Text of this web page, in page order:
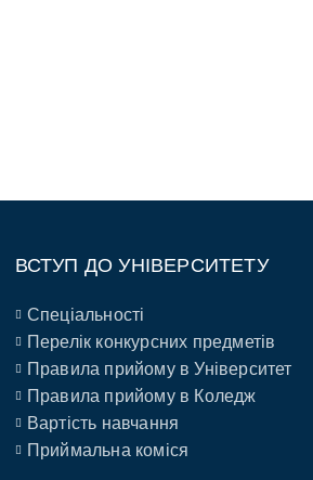
ВСТУП ДО УНІВЕРСИТЕТУ
Спеціальності
Перелік конкурсних предметів
Правила прийому в Університет
Правила прийому в Коледж
Вартість навчання
Приймальна коміся